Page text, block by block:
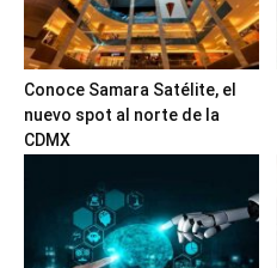
Conoce Samara Satélite, el
nuevo spot al norte de la
CDMX